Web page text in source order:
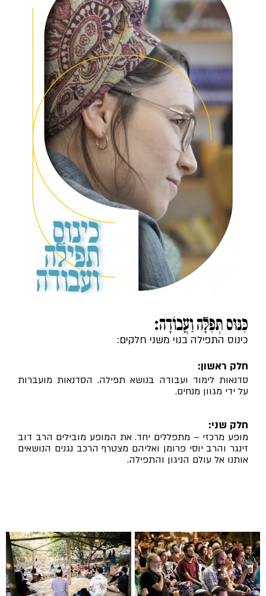
כינוס
תפילה
ועבודה
כִּנּוּס תְּפִלָּה וַעֲבוֹדָה:
כינוס התפילה בנוי משני חלקים:
חלק ראשון:
סדנאות לימוד ועבודה בנושא תפילה. הסדנאות מועברות
על ידי מגוון מנחים.
חלק שני:
מופע מרכזי – מתפללים יחד. את המופע מובילים הרב דוב
זינגר והרב יוסי פרומן ואליהם מצטרף הרכב נגנים הנושאים
אותנו אל עולם הניגון והתפילה.